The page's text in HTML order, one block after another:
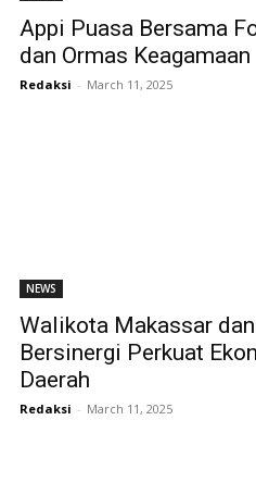
Appi Puasa Bersama
dan Ormas Keagamaan
Redaksi - March 11, 2025
NEWS
Walikota Makassar
Bersinergi Perkuat
Daerah
Redaksi - March 11, 2025